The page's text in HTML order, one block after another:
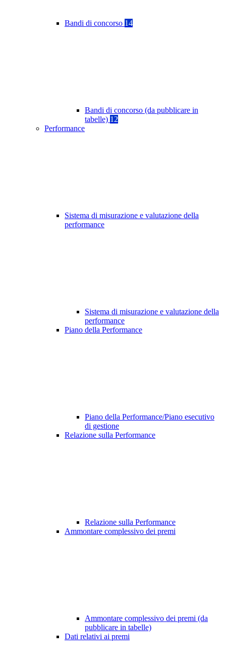
Bandi di concorso 14
Bandi di concorso (da pubblicare in
tabelle) 12
Performance
Sistema di misurazione e valutazione della
performance
Sistema di misurazione e valutazione della
performance
Piano della Performance
Piano della Performance/Piano esecutivo
di gestione
Relazione sulla Performance
Relazione sulla Performance
Ammontare complessivo dei premi
Ammontare complessivo dei premi (da
pubblicare in tabelle)
Dati relativi ai premi